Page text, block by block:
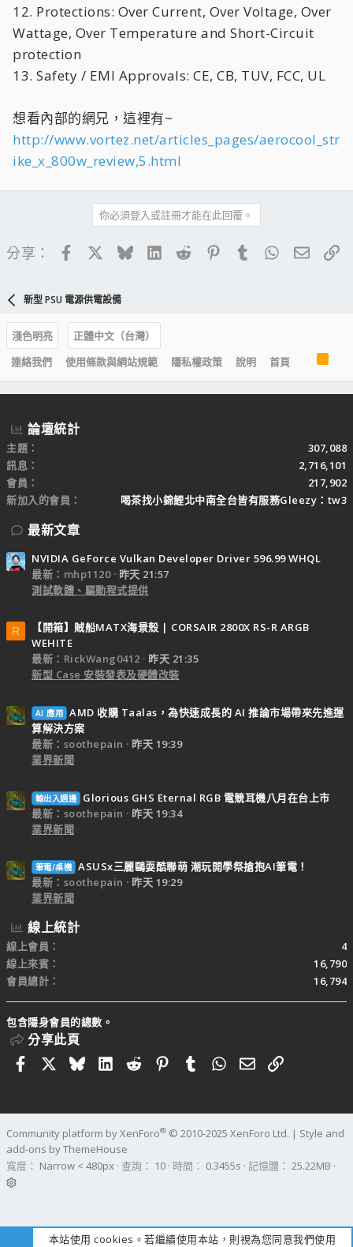
12. Protections: Over Current, Over Voltage, Over
Wattage, Over Temperature and Short-Circuit
protection
13. Safety / EMI Approvals: CE, CB, TUV, FCC, UL
想看內部的網兄，這裡有~
http://www.vortez.net/articles_pages/aerocool_str
ike_x_800w_review,5.html
你必須登入或註冊才能在此回覆。
分享： FacebookBlueskyLinkedIn
Reddit PinterestTumblrWhatsApp
電子
新型 PSU 電源供電設備
淺色明亮
正體中文（台灣）
連絡我們
使用條款與網站規範 隱私權政策 說明 首頁
S
論壇統計
主題
307,088
訊息
2,716,101
會員
217,902
新加入的會員
喝茶找小錦鯉北中南全台皆有服務Gleezy：tw3
最新文章
NVIDIA GeForce Vulkan Developer Driver 596.99 WHQL
最新：mhp1120
昨天 21:57
測試軟體、驅動程式提供
R
【開箱】賊船MATX海景殼 | CORSAIR 2800X RS-R ARGB
WEHITE
最新：RickWang0412
昨天 21:35
新型 Case 安裝發表及硬體改裝
AI 應用 AMD 收購 Taalas，為快速成長的 AI 推論市場帶來先進運
算解決方案
最新：soothepain
昨天 19:39
業界新聞
輸出入週邊
Glorious GHS Eternal RGB 電競耳機八月在台上市
最新：soothepain
昨天 19:34
業界新聞
筆電/桌機 ASUSx三麗鷗耍酷聯萌 潮玩開學祭搶抱AI筆電！
最新：soothepain
昨天 19:29
業界新聞
線上統計
線上會員
4
線上來賓
16,790
會員總計
16,794
包含隱身會員的總數。
分享此頁
FacebookBlueskyLinkedIn
RedditPinterestTumblrWhatsApp
電子郵件
連結
Community platform by XenForo® © 2010-2025 XenForo Ltd. | Style and
add-ons by ThemeHouse
寬度
查詢 10 時間 0.3455s 記憶體 25.22MB
本站使用 cookies。若繼續使用本站，則視為您同意我們使用